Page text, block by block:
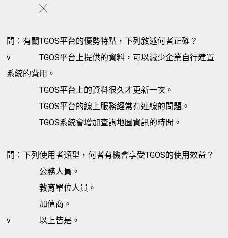
╳
問：有關TGOS平台的優勢特點，下列敘述何者正確？
v
TGOS平台上提供的資料，可以減少企業自行建置
系統的費用。
TGOS平台上的資料很久才更新一次。
TGOS平台的線上服務經常有連線的問題。
TGOS系統會增加查詢地圖資訊的時間。
問：下列使用者類型，何者有機會享受TGOS的使用效益？
公務人員。
教育單位人員。
加值商。
v
以上皆是。